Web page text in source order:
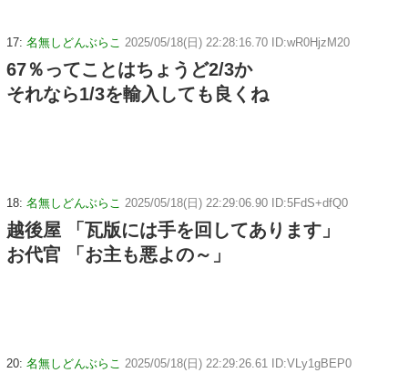
17: 名無しどんぶらこ 2025/05/18(日) 22:28:16.70 ID:wR0HjzM20
67％ってことはちょうど2/3か
それなら1/3を輸入しても良くね
18: 名無しどんぶらこ 2025/05/18(日) 22:29:06.90 ID:5FdS+dfQ0
越後屋 「瓦版には手を回してあります」
お代官 「お主も悪よの～」
20: 名無しどんぶらこ 2025/05/18(日) 22:29:26.61 ID:VLy1gBEP0